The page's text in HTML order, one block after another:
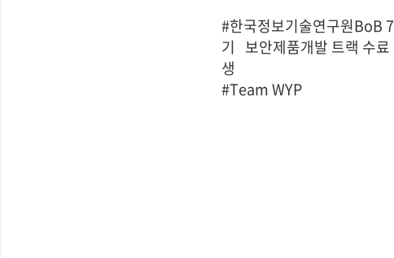
#한국정보기술연구원BoB 7
기   보안제품개발 트랙 수료
생
#Team WYP